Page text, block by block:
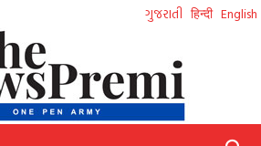
ગુજરાતી हिन्दी English